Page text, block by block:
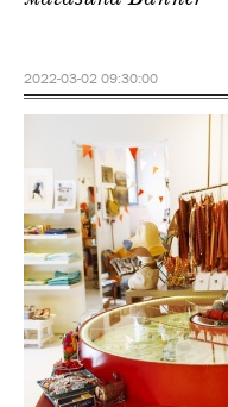
2022-03-02 09:30:00